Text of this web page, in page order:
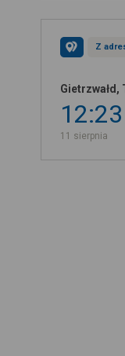
Z
Gietrzwałd,
12:23
11 sierpnia